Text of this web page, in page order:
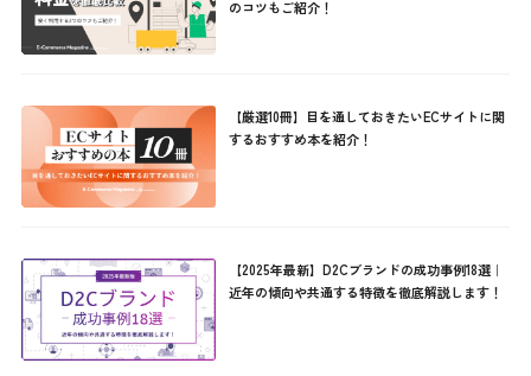
のコツもご紹介！
【厳選10冊】目を通しておきたいECサイトに関
するおすすめ本を紹介！
【2025年最新】D2Cブランドの成功事例18選｜
近年の傾向や共通する特徴を徹底解説します！